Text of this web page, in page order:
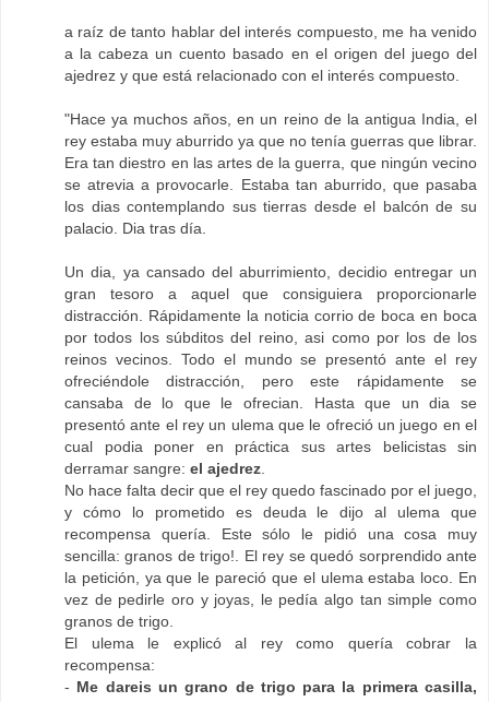
a raíz de tanto hablar del interés compuesto, me ha venido
a la cabeza un cuento basado en el origen del juego del
ajedrez y que está relacionado con el interés compuesto.
"Hace ya muchos años, en un reino de la antigua India, el
rey estaba muy aburrido ya que no tenía guerras que librar.
Era tan diestro en las artes de la guerra, que ningún vecino
se atrevia a provocarle. Estaba tan aburrido, que pasaba
los dias contemplando sus tierras desde el balcón de su
palacio. Dia tras día.
Un dia, ya cansado del aburrimiento, decidio entregar un
gran tesoro a aquel que consiguiera proporcionarle
distracción. Rápidamente la noticia corrio de boca en boca
por todos los súbditos del reino, asi como por los de los
reinos vecinos. Todo el mundo se presentó ante el rey
ofreciéndole distracción, pero este rápidamente se
cansaba de lo que le ofrecian. Hasta que un dia se
presentó ante el rey un ulema que le ofreció un juego en el
cual podia poner en práctica sus artes belicistas sin
derramar sangre: el ajedrez.
No hace falta decir que el rey quedo fascinado por el juego,
y cómo lo prometido es deuda le dijo al ulema que
recompensa quería. Este sólo le pidió una cosa muy
sencilla: granos de trigo!. El rey se quedó sorprendido ante
la petición, ya que le pareció que el ulema estaba loco. En
vez de pedirle oro y joyas, le pedía algo tan simple como
granos de trigo.
El ulema le explicó al rey como quería cobrar la
recompensa:
- Me dareis un grano de trigo para la primera casilla,